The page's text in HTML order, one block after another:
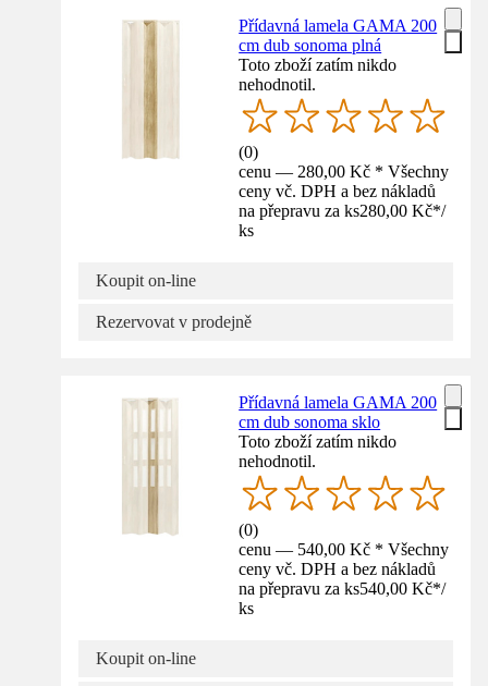
Přídavná lamela GAMA 200
cm dub sonoma plná
Toto zboží zatím nikdo
nehodnotil.
(0)
cenu — 280,00 Kč * Všechny
ceny vč. DPH a bez nákladů
na přepravu za ks280,00 Kč*/
ks
Koupit on-line
Rezervovat v prodejně
Přídavná lamela GAMA 200
cm dub sonoma sklo
Toto zboží zatím nikdo
nehodnotil.
(0)
cenu — 540,00 Kč * Všechny
ceny vč. DPH a bez nákladů
na přepravu za ks540,00 Kč*/
ks
Koupit on-line